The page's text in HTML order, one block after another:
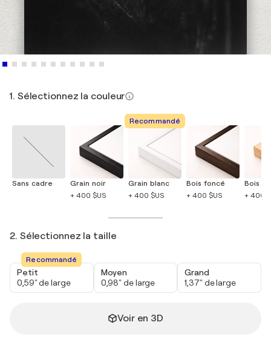
1. Sélectionnez la couleur
Sans cadre
Grain noir
+ 400 $US
Recommandé
Grain blanc
+ 400 $US
Bois foncé
+ 400 $US
Bois
+ 400
2. Sélectionnez la taille
Recommandé
Petit
0,59" de large
Moyen
0,98" de large
Grand
1,37" de large
Voir en 3D